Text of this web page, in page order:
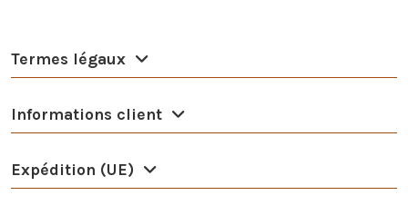
Termes légaux
Informations client
Expédition (UE)